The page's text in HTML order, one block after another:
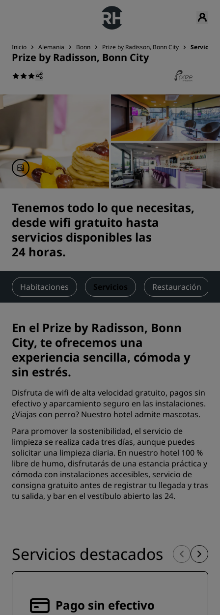
Inicio Alemania Bonn Prize by Radisson, Bonn City Servicios
Prize by Radisson, Bonn City
Tenemos todo lo que necesitas,
desde wifi gratuito hasta
servicios disponibles las
24 horas.
Habitaciones Servicios Restauración
En el Prize by Radisson, Bonn
City, te ofrecemos una
experiencia sencilla, cómoda y
sin estrés.
Disfruta de wifi de alta velocidad gratuito, pagos sin
efectivo y aparcamiento seguro en las instalaciones.
¿Viajas con perro? Nuestro hotel admite mascotas.
Para promover la sostenibilidad, el servicio de
limpieza se realiza cada tres días, aunque puedes
solicitar una limpieza diaria. En nuestro hotel 100 %
libre de humo, disfrutarás de una estancia práctica y
cómoda con instalaciones accesibles, servicio de
consigna gratuito antes de registrar tu llegada y tras
tu salida, y bar en el vestíbulo abierto las 24.
Servicios destacados
Pago sin efectivo